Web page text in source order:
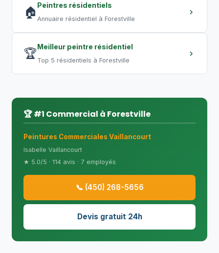
🏠 Peintres résidentiels
Annuaire résidentiel à Forestville
🏆Meilleur peintre résidentiel
Top 5 résidentiels à Forestville
🏆 #1 Commercial à Forestville
Peintures Commerciales Vaillancourt
Isabelle Vaillancourt
★ 5.0/5 · 114 avis · 7 employés
📞 (450) 268-5656
Devis gratuit 24h